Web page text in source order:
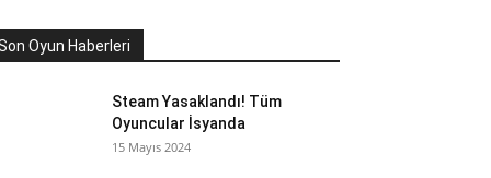
Oyun Haberleri
Steam Yasaklandı! Tüm
Oyuncular İsyanda
15 Mayıs 2024